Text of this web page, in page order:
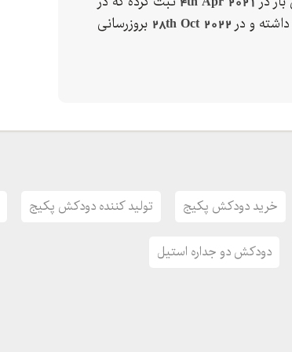
داشته و در 28th Oct 2022 بروزرسانی
خرید دودکش پکیج تولید کننده دودکش پکیج
دودکش دو جداره استیل